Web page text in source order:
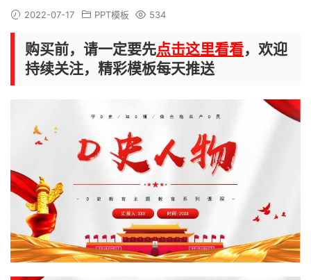
2022-07-17 PPT模板 534
购买前，请一定要先点击这里看看，欢迎
持续关注，精彩模板每天推送